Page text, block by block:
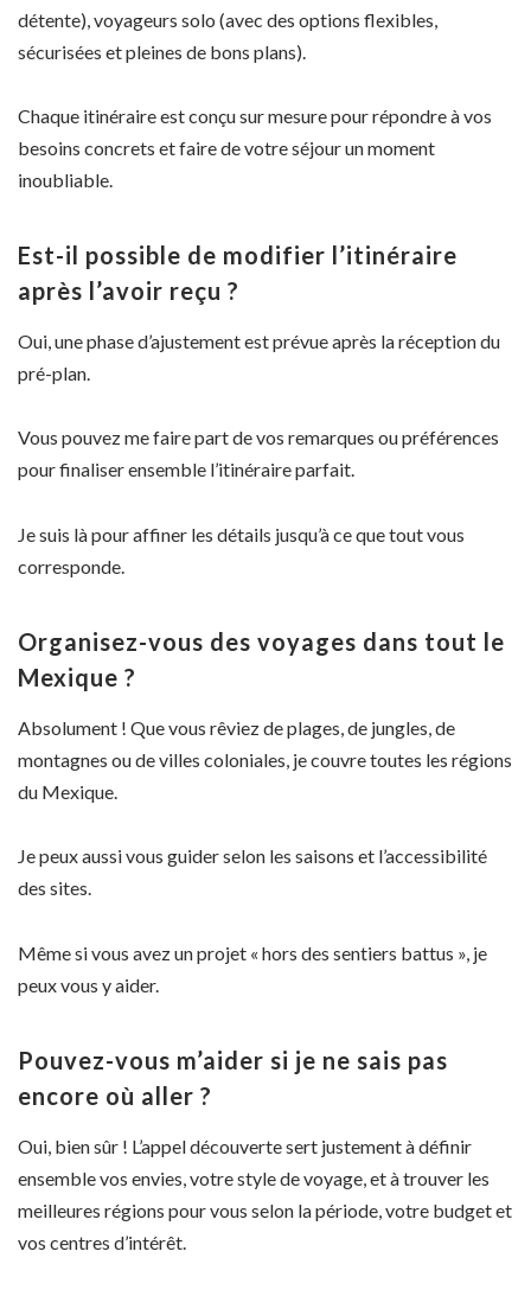
détente), voyageurs solo (avec des options flexibles,
sécurisées et pleines de bons plans).
Chaque itinéraire est conçu sur mesure pour répondre à vos
besoins concrets et faire de votre séjour un moment
inoubliable.
Est-il possible de modifier l’itinéraire
après l’avoir reçu ?
Oui, une phase d’ajustement est prévue après la réception du
pré-plan.
Vous pouvez me faire part de vos remarques ou préférences
pour finaliser ensemble l’itinéraire parfait.
Je suis là pour affiner les détails jusqu’à ce que tout vous
corresponde.
Organisez-vous des voyages dans tout le
Mexique ?
Absolument ! Que vous rêviez de plages, de jungles, de
montagnes ou de villes coloniales, je couvre toutes les régions
du Mexique.
Je peux aussi vous guider selon les saisons et l’accessibilité
des sites.
Même si vous avez un projet « hors des sentiers battus », je
peux vous y aider.
Pouvez-vous m’aider si je ne sais pas
encore où aller ?
Oui, bien sûr ! L’appel découverte sert justement à définir
ensemble vos envies, votre style de voyage, et à trouver les
meilleures régions pour vous selon la période, votre budget et
vos centres d’intérêt.